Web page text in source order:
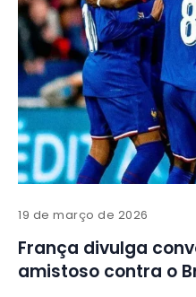
19 de março de 2026
França divulga
amistoso contra o